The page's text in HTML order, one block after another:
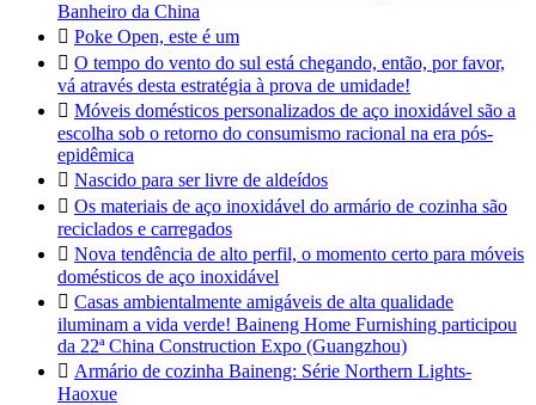
Banheiro da China
 Poke Open, este é um
 O tempo do vento do sul está chegando, então, por favor,
vá através desta estratégia à prova de umidade!
 Móveis domésticos personalizados de aço inoxidável são a
escolha sob o retorno do consumismo racional na era pós-
epidêmica
 Nascido para ser livre de aldeídos
 Os materiais de aço inoxidável do armário de cozinha são
reciclados e carregados
 Nova tendência de alto perfil, o momento certo para móveis
domésticos de aço inoxidável
 Casas ambientalmente amigáveis de alta qualidade
iluminam a vida verde! Baineng Home Furnishing participou
da 22ª China Construction Expo (Guangzhou)
 Armário de cozinha Baineng: Série Northern Lights-
Haoxue